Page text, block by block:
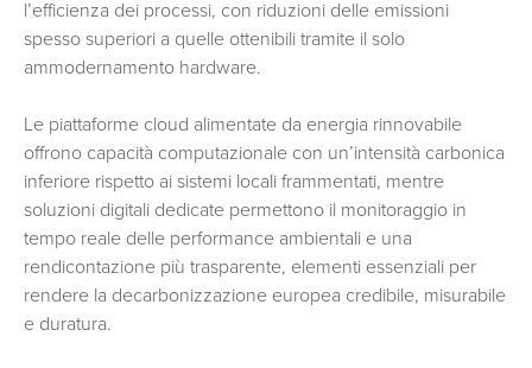
l’efficienza dei processi, con riduzioni delle emissioni
spesso superiori a quelle ottenibili tramite il solo
ammodernamento hardware.
Le piattaforme cloud alimentate da energia rinnovabile
offrono capacità computazionale con un’intensità carbonica
inferiore rispetto ai sistemi locali frammentati, mentre
soluzioni digitali dedicate permettono il monitoraggio in
tempo reale delle performance ambientali e una
rendicontazione più trasparente, elementi essenziali per
rendere la decarbonizzazione europea credibile, misurabile
e duratura.